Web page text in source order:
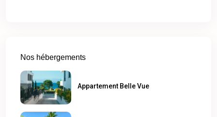
Nos hébergements
Appartement Belle Vue